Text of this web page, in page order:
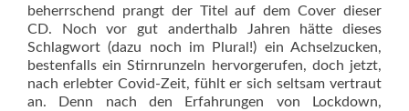
beherrschend prangt der Titel auf dem Cover dieser
CD. Noch vor gut anderthalb Jahren hätte dieses
Schlagwort (dazu noch im Plural!) ein Achselzucken,
bestenfalls ein Stirnrunzeln hervorgerufen, doch jetzt,
nach erlebter Covid-Zeit, fühlt er sich seltsam vertraut
an. Denn nach den Erfahrungen von Lockdown,